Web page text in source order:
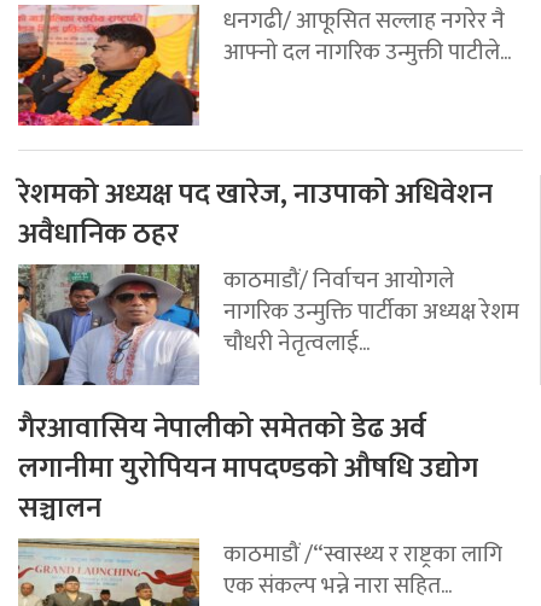
धनगढी/ आफूसित सल्लाह नगरेर नै
आफ्नो दल नागरिक उन्मुक्ती पाटीले...
रेशमको अध्यक्ष पद खारेज, नाउपाको अधिवेशन
अवैधानिक ठहर
काठमाडौं/ निर्वाचन आयोगले
नागरिक उन्मुक्ति पार्टीका अध्यक्ष रेशम
चौधरी नेतृत्वलाई...
गैरआवासिय नेपालीको समेतको डेढ अर्व
लगानीमा युरोपियन मापदण्डको औषधि उद्योग
सञ्चालन
काठमाडौं /“स्वास्थ्य र राष्ट्रका लागि
एक संकल्प भन्ने नारा सहित...